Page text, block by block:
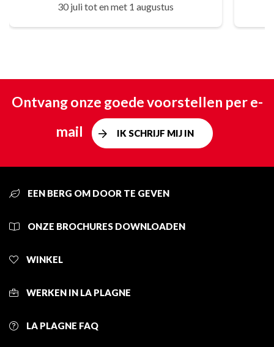
30 juli tot en met 1 augustus
Ontvang onze goede voorstellen per e-
mail
IK SCHRIJF MIJ IN
EEN BERG OM DOOR TE GEVEN
ONZE BROCHURES DOWNLOADEN
WINKEL
WERKEN IN LA PLAGNE
LA PLAGNE FAQ